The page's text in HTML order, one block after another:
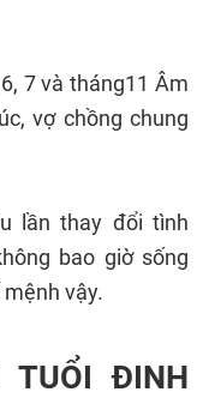
7 và tháng11 Âm
vợ chồng chung
lần thay đổi tình
bao giờ sống
vậy.
ĐINH